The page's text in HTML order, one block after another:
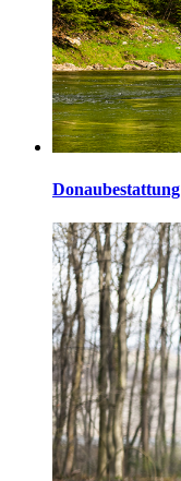
Donaubestattung